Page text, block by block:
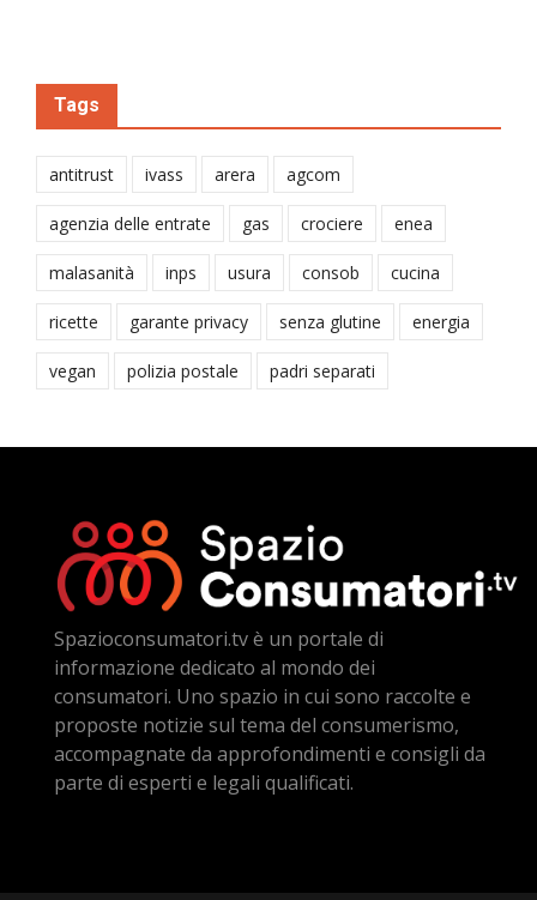
Tags
antitrust ivass arera agcom
agenzia delle entrate gas crociere enea
malasanità inps usura consob cucina
ricette garante privacy senza glutine energia
vegan polizia postale padri separati
Spazioconsumatori.tv è un portale di
informazione dedicato al mondo dei
consumatori. Uno spazio in cui sono raccolte e
proposte notizie sul tema del consumerismo,
accompagnate da approfondimenti e consigli da
parte di esperti e legali qualificati.